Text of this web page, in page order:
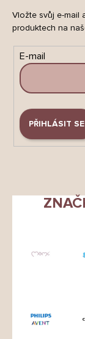
Vložte svůj e-mail
produktech na
E-mail
PŘIHLÁSIT SE